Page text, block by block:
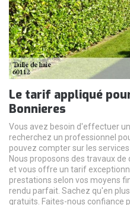
Le tarif appliqué
Bonnieres
Vous avez besoin d'effectuer
recherchez un professionnel
pouvez compter sur les
Nous proposons des travaux
et vous offre un tarif
prestations selon vos moyens
rendu parfait. Sachez qu'en
gratuits. Faites-nous confiance